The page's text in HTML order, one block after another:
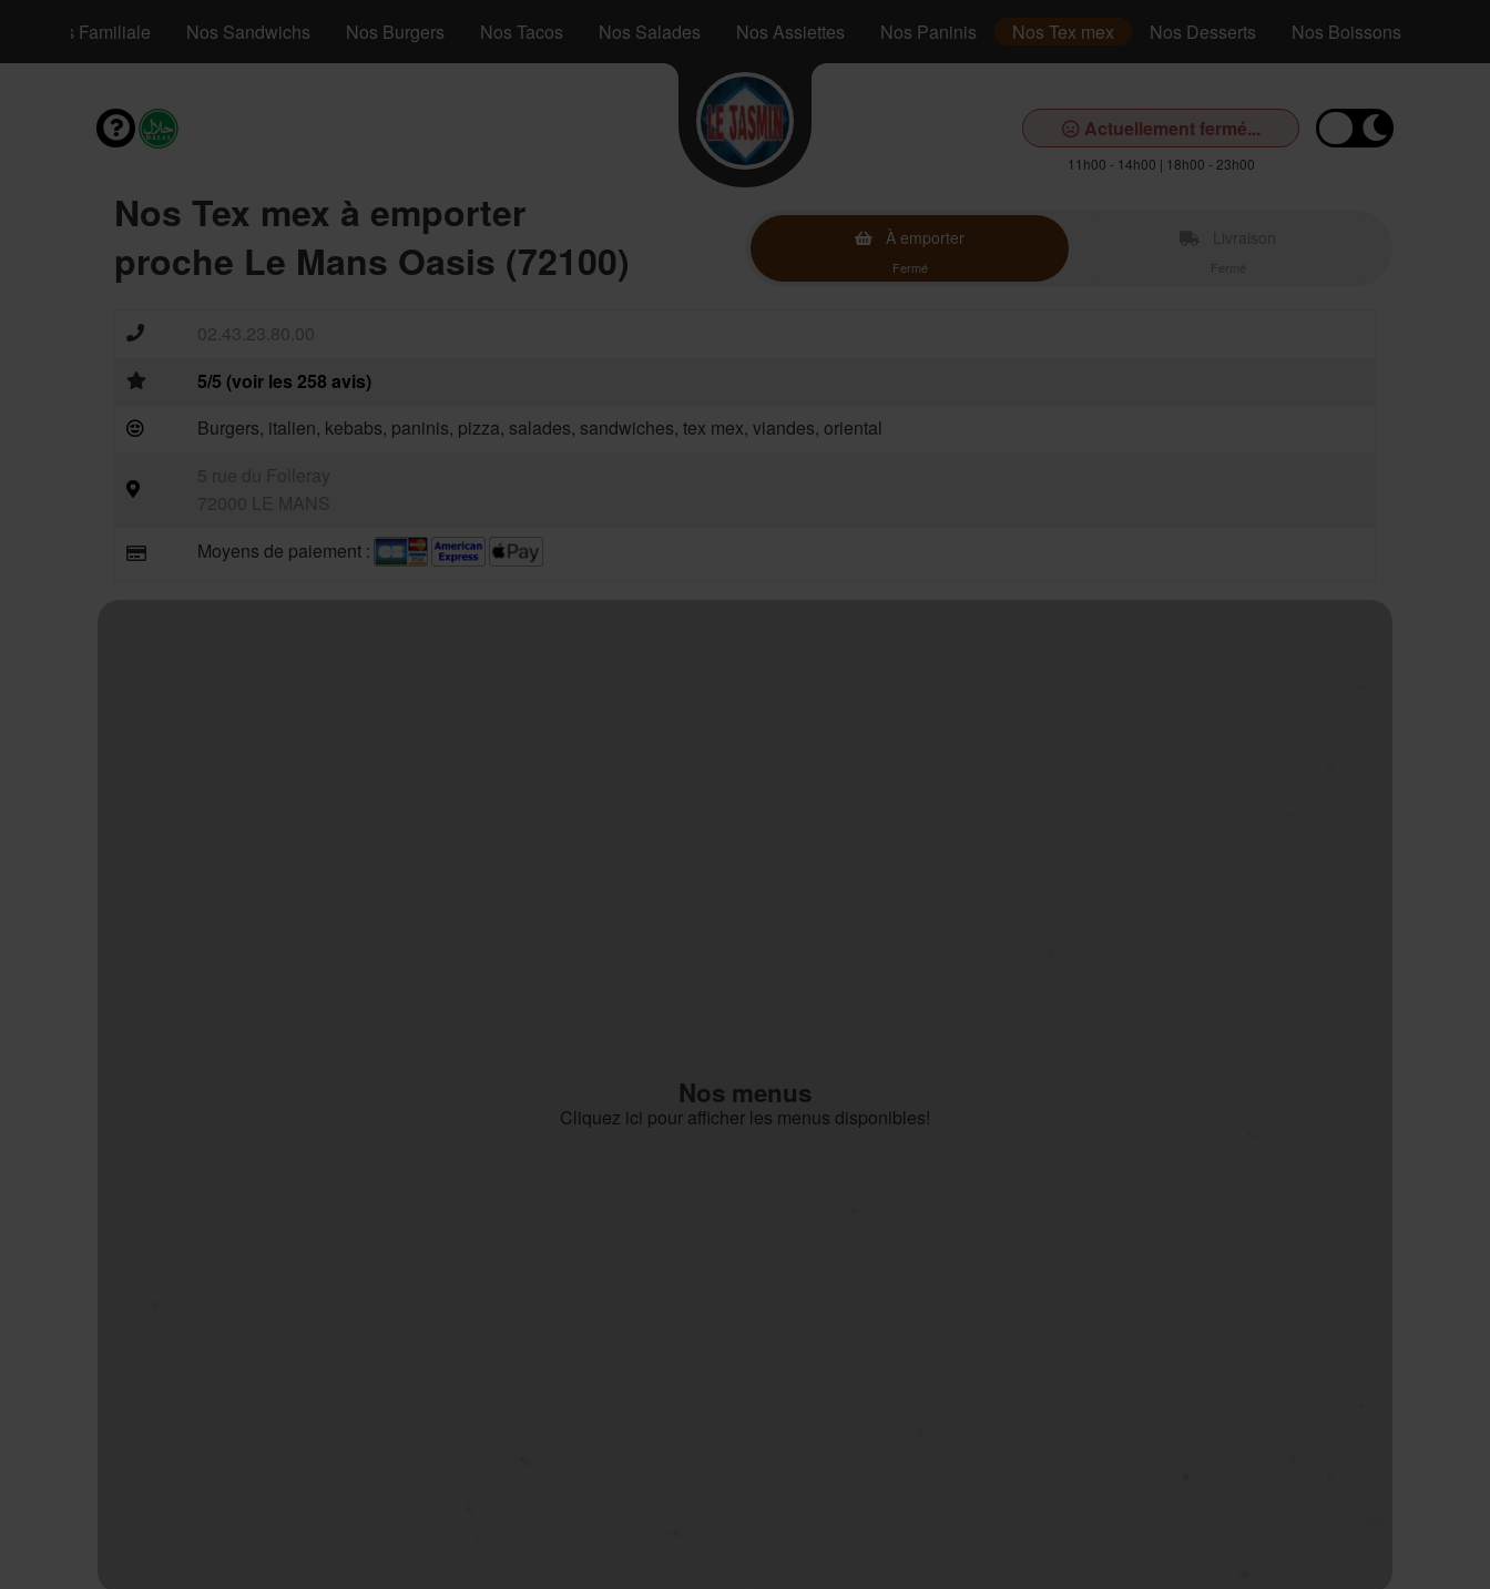
Pizzas Familiale Nos Sandwichs Nos Burgers Nos Tacos Nos Salades Nos Assiettes Nos Paninis Nos Tex mex Nos Desserts Nos Boissons
Actuellement fermé...
11h00 - 14h00 | 18h00 - 23h00
Nos Tex mex à emporter
proche Le Mans Oasis (72100)
À emporter
Fermé
02.43.23.80.00
5/5 (voir les 258 avis)
Burgers, italien, kebabs, paninis, pizza, salades, sandwiches, tex mex, viandes, oriental
Moyens de paiement :
Nos menus
Cliquez ici pour afficher les menus disponibles!